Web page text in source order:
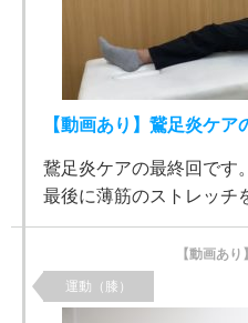
【動画あり】鵞足炎ケ
鵞足炎ケアの最終回です。
最後に薄筋のストレッチ
【動画あ
運動（膝）